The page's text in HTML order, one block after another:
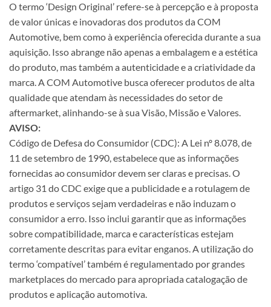
O termo ‘Design Original’ refere-se à percepção e à proposta
de valor únicas e inovadoras dos produtos da COM
Automotive, bem como à experiência oferecida durante a sua
aquisição. Isso abrange não apenas a embalagem e a estética
do produto, mas também a autenticidade e a criatividade da
marca. A COM Automotive busca oferecer produtos de alta
qualidade que atendam às necessidades do setor de
aftermarket, alinhando-se à sua Visão, Missão e Valores.
AVISO:
Código de Defesa do Consumidor (CDC): A Lei nº 8.078, de
11 de setembro de 1990, estabelece que as informações
fornecidas ao consumidor devem ser claras e precisas. O
artigo 31 do CDC exige que a publicidade e a rotulagem de
produtos e serviços sejam verdadeiras e não induzam o
consumidor a erro. Isso inclui garantir que as informações
sobre compatibilidade, marca e características estejam
corretamente descritas para evitar enganos. A utilização do
termo ‘compatível’ também é regulamentado por grandes
marketplaces do mercado para apropriada catalogação de
produtos e aplicação automotiva.